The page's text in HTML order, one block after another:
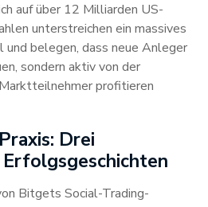
auf über 12 Milliarden US-
unterstreichen ein massives
und belegen, dass neue Anleger
sondern aktiv von der
profitieren
Drei
Bitgets Social-Trading-